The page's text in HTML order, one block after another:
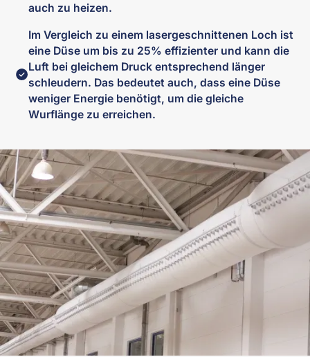
auch zu heizen.
Im Vergleich zu einem lasergeschnittenen Loch ist
eine Düse um bis zu 25% effizienter und kann die
Luft bei gleichem Druck entsprechend länger
schleudern. Das bedeutet auch, dass eine Düse
weniger Energie benötigt, um die gleiche
Wurflänge zu erreichen.